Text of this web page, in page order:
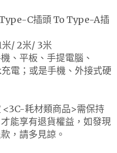
C插頭 To Type-A插
/ 2米/ 3米
、平板、手提電腦、
電；或是手機、外接式硬
耗材類商品>需保持
能享有退貨權益，如發現
，請多見諒。